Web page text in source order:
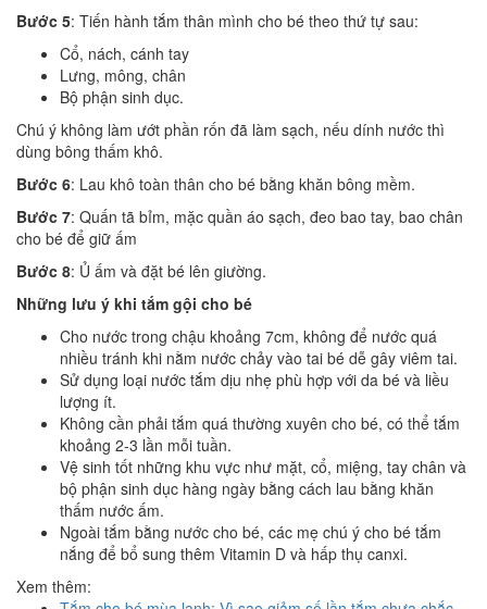
Bước 5: Tiến hành tắm thân mình cho bé theo thứ tự sau:
Cổ, nách, cánh tay
Lưng, mông, chân
Bộ phận sinh dục.
Chú ý không làm ướt phần rốn đã làm sạch, nếu dính nước thì
dùng bông thấm khô.
Bước 6: Lau khô toàn thân cho bé bằng khăn bông mềm.
Bước 7: Quấn tã bỉm, mặc quần áo sạch, đeo bao tay, bao chân
cho bé để giữ ấm
Bước 8: Ủ ấm và đặt bé lên giường.
Những lưu ý khi tắm gội cho bé
Cho nước trong chậu khoảng 7cm, không để nước quá
nhiều tránh khi nằm nước chảy vào tai bé dễ gây viêm tai.
Sử dụng loại nước tắm dịu nhẹ phù hợp với da bé và liều
lượng ít.
Không cần phải tắm quá thường xuyên cho bé, có thể tắm
khoảng 2-3 lần mỗi tuần.
Vệ sinh tốt những khu vực như mặt, cổ, miệng, tay chân và
bộ phận sinh dục hàng ngày bằng cách lau bằng khăn
thấm nước ấm.
Ngoài tắm bằng nước cho bé, các mẹ chú ý cho bé tắm
nắng để bổ sung thêm Vitamin D và hấp thụ canxi.
Xem thêm: